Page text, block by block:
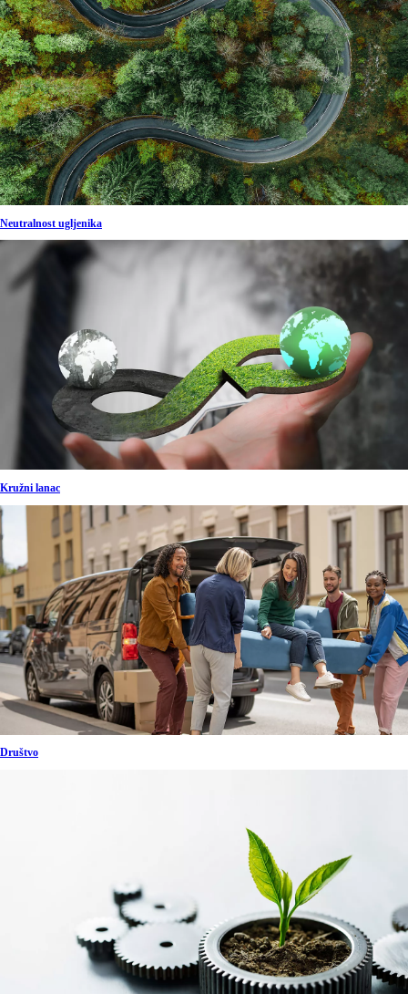
Neutralnost ugljenika
Kružni lanac
Društvo